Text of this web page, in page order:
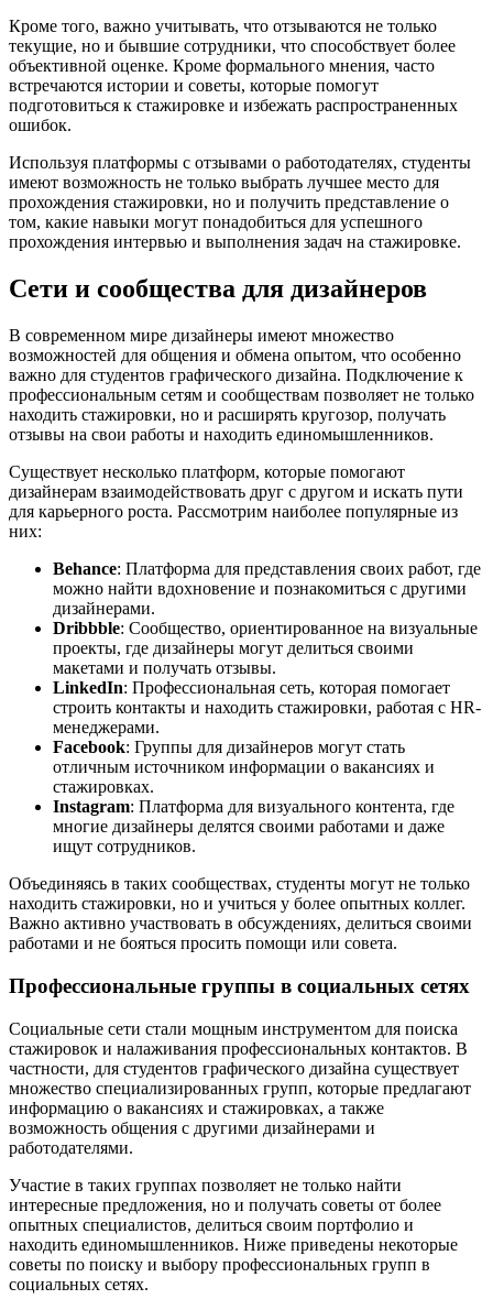
Кроме того, важно учитывать, что отзываются не только
текущие, но и бывшие сотрудники, что способствует более
объективной оценке. Кроме формального мнения, часто
встречаются истории и советы, которые помогут
подготовиться к стажировке и избежать распространенных
ошибок.
Используя платформы с отзывами о работодателях, студенты
имеют возможность не только выбрать лучшее место для
прохождения стажировки, но и получить представление о
том, какие навыки могут понадобиться для успешного
прохождения интервью и выполнения задач на стажировке.
Сети и сообщества для дизайнеров
В современном мире дизайнеры имеют множество
возможностей для общения и обмена опытом, что особенно
важно для студентов графического дизайна. Подключение к
профессиональным сетям и сообществам позволяет не только
находить стажировки, но и расширять кругозор, получать
отзывы на свои работы и находить единомышленников.
Существует несколько платформ, которые помогают
дизайнерам взаимодействовать друг с другом и искать пути
для карьерного роста. Рассмотрим наиболее популярные из
них:
Behance: Платформа для представления своих работ, где
можно найти вдохновение и познакомиться с другими
дизайнерами.
Dribbble: Сообщество, ориентированное на визуальные
проекты, где дизайнеры могут делиться своими
макетами и получать отзывы.
LinkedIn: Профессиональная сеть, которая помогает
строить контакты и находить стажировки, работая с HR-
менеджерами.
Facebook: Группы для дизайнеров могут стать
отличным источником информации о вакансиях и
стажировках.
Instagram: Платформа для визуального контента, где
многие дизайнеры делятся своими работами и даже
ищут сотрудников.
Объединяясь в таких сообществах, студенты могут не только
находить стажировки, но и учиться у более опытных коллег.
Важно активно участвовать в обсуждениях, делиться своими
работами и не бояться просить помощи или совета.
Профессиональные группы в социальных сетях
Социальные сети стали мощным инструментом для поиска
стажировок и налаживания профессиональных контактов. В
частности, для студентов графического дизайна существует
множество специализированных групп, которые предлагают
информацию о вакансиях и стажировках, а также
возможность общения с другими дизайнерами и
работодателями.
Участие в таких группах позволяет не только найти
интересные предложения, но и получать советы от более
опытных специалистов, делиться своим портфолио и
находить единомышленников. Ниже приведены некоторые
советы по поиску и выбору профессиональных групп в
социальных сетях.